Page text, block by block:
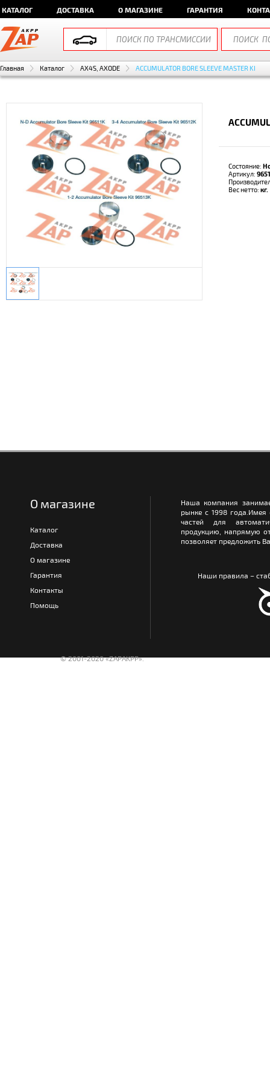
КАТАЛОГ ДОСТАВКА О МАГАЗИНЕ ГАРАНТИЯ
Главная Каталог AX4S, AXODE ACCUMULATOR BORE SLEEVE MASTER KI
Состояние:
Артикул:
Вес нетто: кг.
О магазине
Каталог
Доставка
О магазине
Гарантия
Контакты
Помощь
Наша компания
рынке с 1998
частей для
продукцию, напрямую
позволяет предложить
Наши правила –
© 2001-2020 «ZAPAKPP».